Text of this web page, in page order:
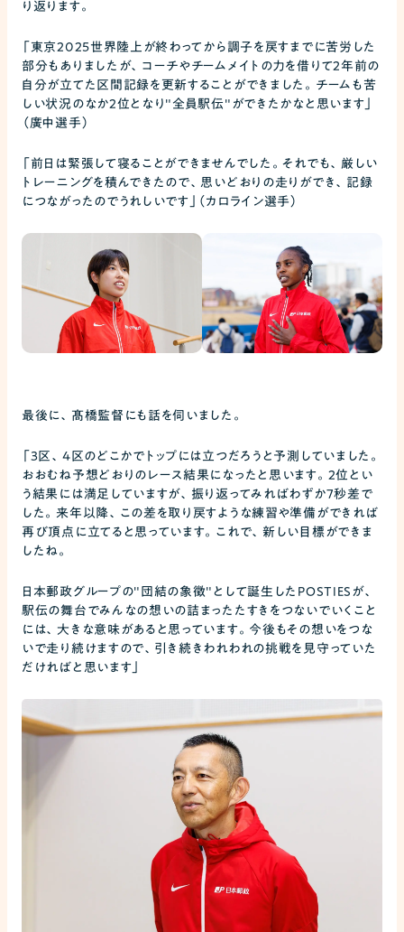
り返ります。
「東京2025世界陸上が終わってから調子を戻すまでに苦労した
部分もありましたが、コーチやチームメイトの力を借りて2年前の
自分が立てた区間記録を更新することができました。チームも苦
しい状況のなか2位となり"全員駅伝"ができたかなと思います」
（廣中選手）
「前日は緊張して寝ることができませんでした。それでも、厳しい
トレーニングを積んできたので、思いどおりの走りができ、記録
につながったのでうれしいです」（カロライン選手）
最後に、髙橋監督にも話を伺いました。
「3区、4区のどこかでトップには立つだろうと予測していました。
おおむね予想どおりのレース結果になったと思います。2位とい
う結果には満足していますが、振り返ってみればわずか7秒差で
した。来年以降、この差を取り戻すような練習や準備ができれば
再び頂点に立てると思っています。これで、新しい目標ができま
したね。
日本郵政グループの"団結の象徴"として誕生したPOSTIESが、
駅伝の舞台でみんなの想いの詰まったたすきをつないでいくこと
には、大きな意味があると思っています。今後もその想いをつな
いで走り続けますので、引き続きわれわれの挑戦を見守っていた
だければと思います」